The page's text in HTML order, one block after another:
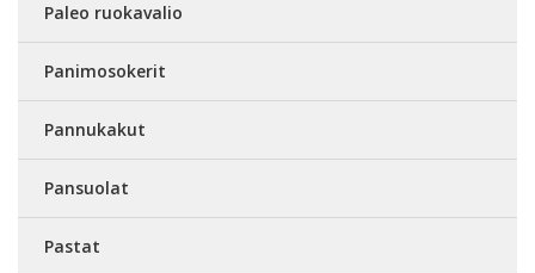
Paleo ruokavalio
Panimosokerit
Pannukakut
Pansuolat
Pastat